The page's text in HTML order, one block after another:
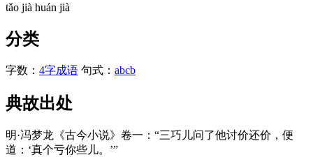
tǎo jià huán jià
分类
字数： 4字成语 句式： abcb
典故出处
明·冯梦龙《古今小说》卷一：“三巧儿问了他讨价还价，便
道：‘真个亏你些儿。’”